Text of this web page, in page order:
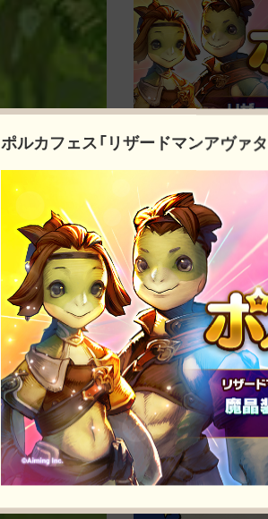
お知らせ
8.5周年記念キャンペ
お知らせ
【有償限定】8.5周
ポルカフェス「リザードマンアヴァタ